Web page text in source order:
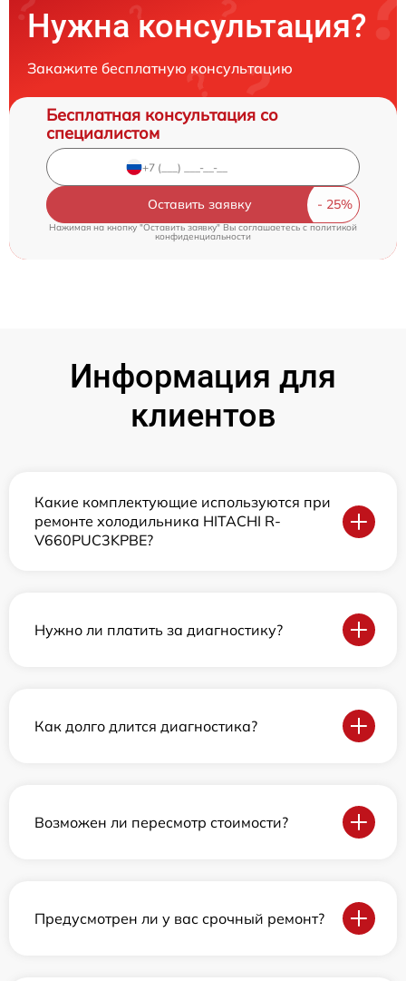
Нужна консультация?
Закажите бесплатную консультацию
Бесплатная консультация со
специалистом
Оставить заявку
Нажимая на кнопку "Оставить заявку" Вы соглашаетесь cполитикой
конфиденциальности
Информация для
клиентов
Какие комплектующие используются при
ремонте холодильника HITACHI R-
V660PUC3KPBE?
Нужно ли платить за диагностику?
Как долго длится диагностика?
Возможен ли пересмотр стоимости?
Предусмотрен ли у вас срочный ремонт?